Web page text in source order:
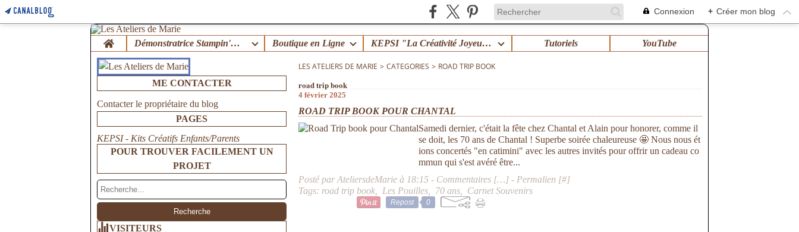
Connexion + Créer mon blog
Home Démonstratrice Stampin'Up ! Boutique en Ligne KEPSI "La Créativité Joyeuse en Famille" ! Tutoriels YouTube
ME CONTACTER
Contacter le propriétaire du blog
PAGES
KEPSI - Kits Créatifs Enfants/Parents
POUR TROUVER FACILEMENT UN
PROJET
VISITEURS
LES ATELIERS DE MARIE > CATEGORIES > ROAD TRIP BOOK
road trip book
4 février 2025
ROAD TRIP BOOK POUR CHANTAL
Samedi dernier, c'était la fête chez Chantal et Alain pour honorer, comme il
se doit, les 70 ans de Chantal ! Superbe soirée chaleureuse 🤩 Nous nous ét
ions concertés "en catimini" avec les autres invités pour offrir un cadeau co
mmun qui s'est avéré être...
Posté par AteliersdeMarie à 18:15 - Commentaires […] - Permalien [#]
Tags: road trip book Les Pouilles 70 ans Carnet Souvenirs
Repost 0